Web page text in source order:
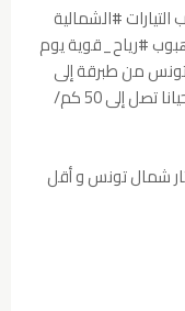
#الشمالية
#رياح_قوية يوم
ساعة شمال تونس من طبرقة إلى
قليبية، السواحل الشرقية كذلك رياح قوية أحيانا تصل إلى 50 كم/
يصل ارتفاعها الأقصى 3 أمتار شمال تونس و أقل